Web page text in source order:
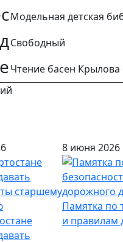
Модельная детская
Свободный
Чтение басен
8 июня 2026
Памятка по
и правилам